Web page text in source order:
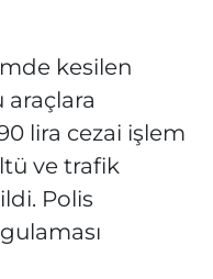
kesilen
araçlara
lira cezai işlem
ve trafik
Polis